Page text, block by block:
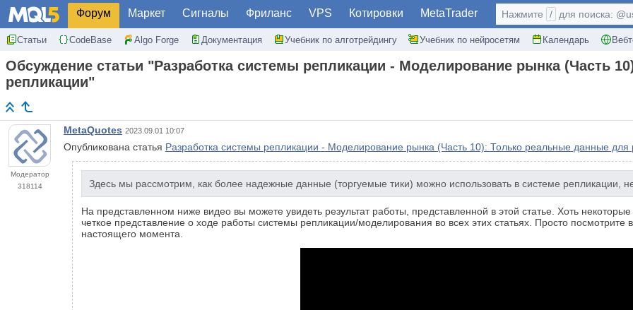
Форум Маркет Сигналы Фриланс VPS Котировки MetaTrader
Статьи CodeBase Algo Forge Документация Учебник по алготрейдингу Учебник по нейросетям Календарь
Нажмите / для поиска:
Обсуждение статьи "Разработка системы репликации - Моделирование рынка (Часть
репликации"
Модератор
318114
MetaQuotes 2023.09.01 10:07
Опубликована статья Разработка системы репликации - Моделирование рынка (Часть 10): Только реальные данные для
Здесь мы рассмотрим, как более надежные данные (торгуемые тики) можно использовать в системе репликации,
На представленном ниже видео вы можете увидеть результат работы, представленной в этой статье. Хоть
четкое представление о ходе работы системы репликации/моделирования во всех этих статьях. Просто
настоящего момента.